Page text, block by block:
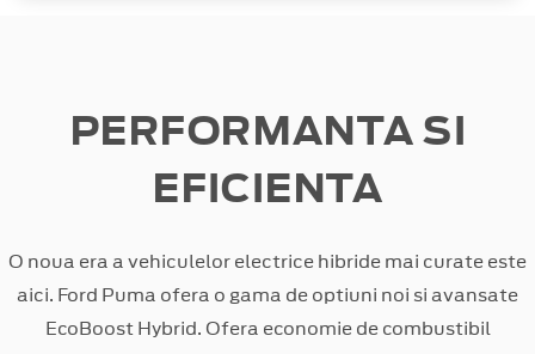
PERFORMANTA SI
EFICIENTA
O noua era a vehiculelor electrice hibride mai curate este
aici. Ford Puma ofera o gama de optiuni noi si avansate
EcoBoost Hybrid. Ofera economie de combustibil